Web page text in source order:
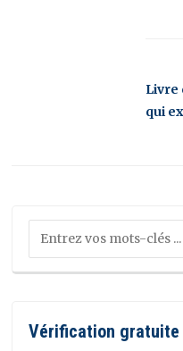
Livre
qui
Vérification